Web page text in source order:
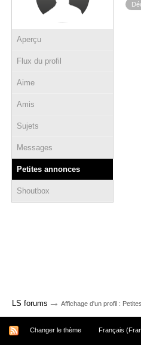
Aperçu
Flux du profil
Aime
Amis
Sujets
Messages
Petites annonces
Shoutbox
LS forums → Affichage d'un profil :
Changer le thème Français